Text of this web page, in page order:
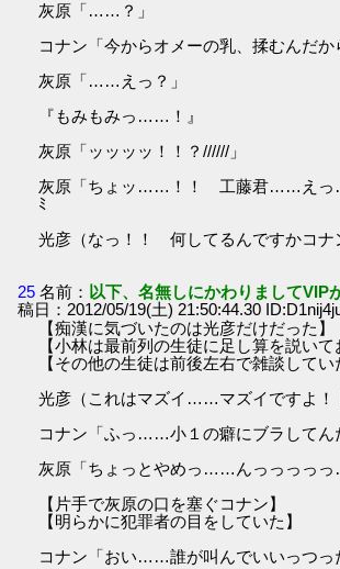
灰原「……？」
コナン「今からオメーの乳、揉むんだ
灰原「……えっ？」
『もみもみっ……！』
灰原「ッッッッ！！？//////」
灰原「ちょッ……！！ 工藤君……えっ
ﾐ
光彦（なっ！！ 何してるんですかコナ
25 名前： 以下、名無しにかわりましてVIP
稿日：2012/05/19(土) 21:50:44.30
【痴漢に気づいたのは光彦だけだった】
【小林は最前列の生徒に足し算を説いて
【その他の生徒は前後左右で雑談してい
光彦（これはマズイ……マズイですよ！
コナン「ふっ……小１の癖にブラして
灰原「ちょっとやめっ……んっっっっ
【片手で灰原の口を塞ぐコナン】
【明らかに犯罪者の目をしていた】
コナン「おい……誰が叫んでいいっつっ